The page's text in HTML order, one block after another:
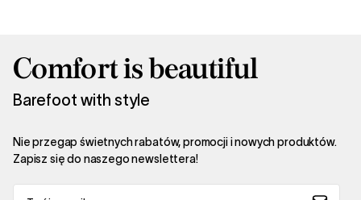
Comfort is beautiful
Barefoot with style
Nie przegap świetnych rabatów, promocji i nowych produktów.
Zapisz się do naszego newslettera!